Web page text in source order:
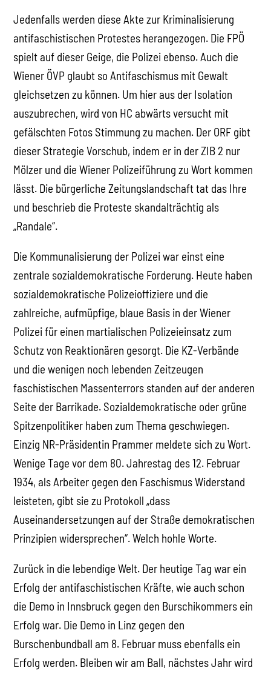
Jedenfalls werden diese Akte zur Kriminalisierung
antifaschistischen Protestes herangezogen. Die FPÖ
spielt auf dieser Geige, die Polizei ebenso. Auch die
Wiener ÖVP glaubt so Antifaschismus mit Gewalt
gleichsetzen zu können. Um hier aus der Isolation
auszubrechen, wird von HC abwärts versucht mit
gefälschten Fotos Stimmung zu machen. Der ORF gibt
dieser Strategie Vorschub, indem er in der ZIB 2 nur
Mölzer und die Wiener Polizeiführung zu Wort kommen
lässt. Die bürgerliche Zeitungslandschaft tat das Ihre
und beschrieb die Proteste skandalträchtig als
„Randale“.
Die Kommunalisierung der Polizei war einst eine
zentrale sozialdemokratische Forderung. Heute haben
sozialdemokratische Polizeioffiziere und die
zahlreiche, aufmüpfige, blaue Basis in der Wiener
Polizei für einen martialischen Polizeieinsatz zum
Schutz von Reaktionären gesorgt. Die KZ-Verbände
und die wenigen noch lebenden Zeitzeugen
faschistischen Massenterrors standen auf der anderen
Seite der Barrikade. Sozialdemokratische oder grüne
Spitzenpolitiker haben zum Thema geschwiegen.
Einzig NR-Präsidentin Prammer meldete sich zu Wort.
Wenige Tage vor dem 80. Jahrestag des 12. Februar
1934, als Arbeiter gegen den Faschismus Widerstand
leisteten, gibt sie zu Protokoll „dass
Auseinandersetzungen auf der Straße demokratischen
Prinzipien widersprechen“. Welch hohle Worte.
Zurück in die lebendige Welt. Der heutige Tag war ein
Erfolg der antifaschistischen Kräfte, wie auch schon
die Demo in Innsbruck gegen den Burschikommers ein
Erfolg war. Die Demo in Linz gegen den
Burschenbundball am 8. Februar muss ebenfalls ein
Erfolg werden. Bleiben wir am Ball, nächstes Jahr wird